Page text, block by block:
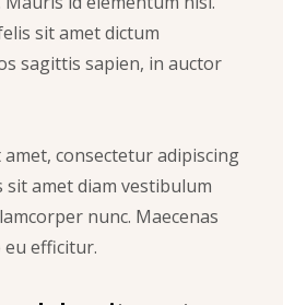
sit amet dictum
sagittis sapien, in auctor
consectetur adipiscing
amet diam vestibulum
nunc. Maecenas
efficitur.